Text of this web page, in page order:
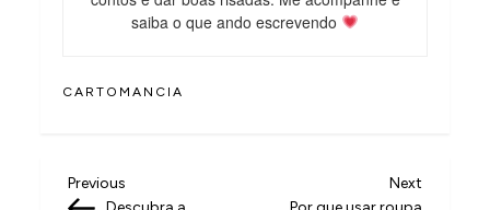
saiba o que ando escrevendo
CARTOMANCIA
N
Previous
Post
Previous
Next
Post
Next